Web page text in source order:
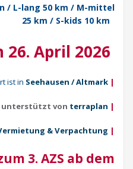
/ L-lang 50 km / M-mittel
25 km / S-kids 10 km
26. April 2026
ist in Seehausen / Altmark |
unterstützt von terraplan |
& Verpachtung |
3. AZS ab dem